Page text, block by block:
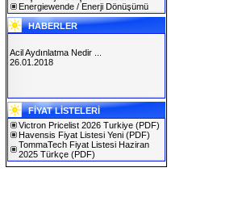
Energiewende / Enerji Dönüşümü
HABERLER
SOLAREX ISTANBUL 2019
30.01.2019
Acil Aydınlatma Nedir ...
26.01.2018
FİYAT LİSTELERİ
Victron Pricelist 2026 Turkiye (PDF)
Havensis Fiyat Listesi Yeni (PDF)
TommaTech Fiyat Listesi Haziran
2025 Türkçe (PDF)